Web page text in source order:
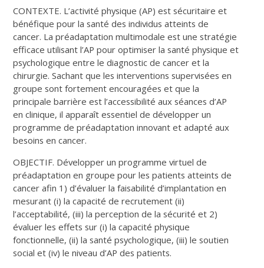
CONTEXTE. L’activité physique (AP) est sécuritaire et
bénéfique pour la santé des individus atteints de
cancer. La préadaptation multimodale est une stratégie
efficace utilisant l’AP pour optimiser la santé physique et
psychologique entre le diagnostic de cancer et la
chirurgie. Sachant que les interventions supervisées en
groupe sont fortement encouragées et que la
principale barrière est l’accessibilité aux séances d’AP
en clinique, il apparaît essentiel de développer un
programme de préadaptation innovant et adapté aux
besoins en cancer.
OBJECTIF. Développer un programme virtuel de
préadaptation en groupe pour les patients atteints de
cancer afin 1) d’évaluer la faisabilité d’implantation en
mesurant (i) la capacité de recrutement (ii)
l’acceptabilité, (iii) la perception de la sécurité et 2)
évaluer les effets sur (i) la capacité physique
fonctionnelle, (ii) la santé psychologique, (iii) le soutien
social et (iv) le niveau d’AP des patients.